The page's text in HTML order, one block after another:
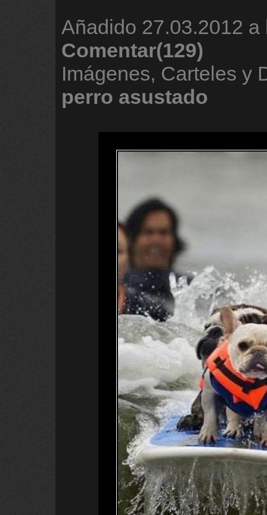
Añadido 27.03.2012 a
Comentar(129)
Imágenes, Carteles y
perro asustado